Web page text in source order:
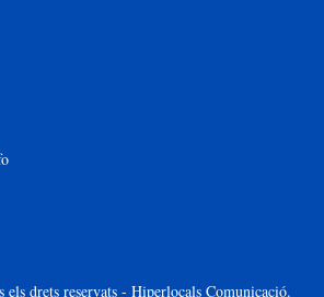
drets reservats - Hiperlocals Comunicació.